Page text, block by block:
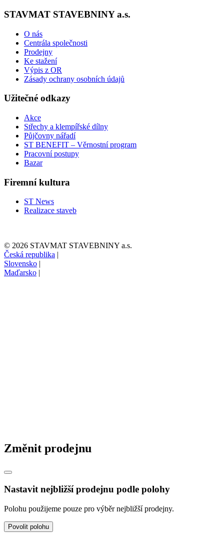
STAVMAT STAVEBNINY a.s.
O nás
Centrála společnosti
Prodejny
Ke stažení
Výpis z OR
Zásady ochrany osobních údajů
Užitečné odkazy
Akce
Střechy a klempířské dílny
Půjčovny nářadí
ST BENEFIT – Věrnostní program
Pracovní postupy
Bazar
Firemní kultura
ST News
Realizace staveb
© 2026 STAVMAT STAVEBNINY a.s.
Česká republika |
Slovensko |
Maďarsko |
Změnit prodejnu
Nastavit nejbližší prodejnu podle polohy
Polohu použijeme pouze pro výběr nejbližší prodejny.
Povolit polohu